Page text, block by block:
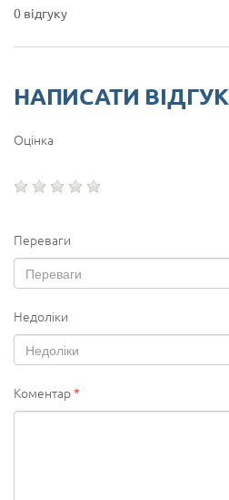
0 відгуку
НАПИСАТИ ВІДГУК
Оцінка
Переваги
Недоліки
Коментар*